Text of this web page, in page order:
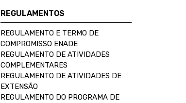
REGULAMENTOS
REGULAMENTO E TERMO DE
COMPROMISSO ENADE
REGULAMENTO DE ATIVIDADES
COMPLEMENTARES
REGULAMENTO DE ATIVIDADES DE
EXTENSÃO
REGULAMENTO DO PROGRAMA DE